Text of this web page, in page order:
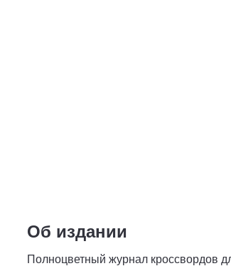
Об издании
Полноцветный журнал кроссвордов